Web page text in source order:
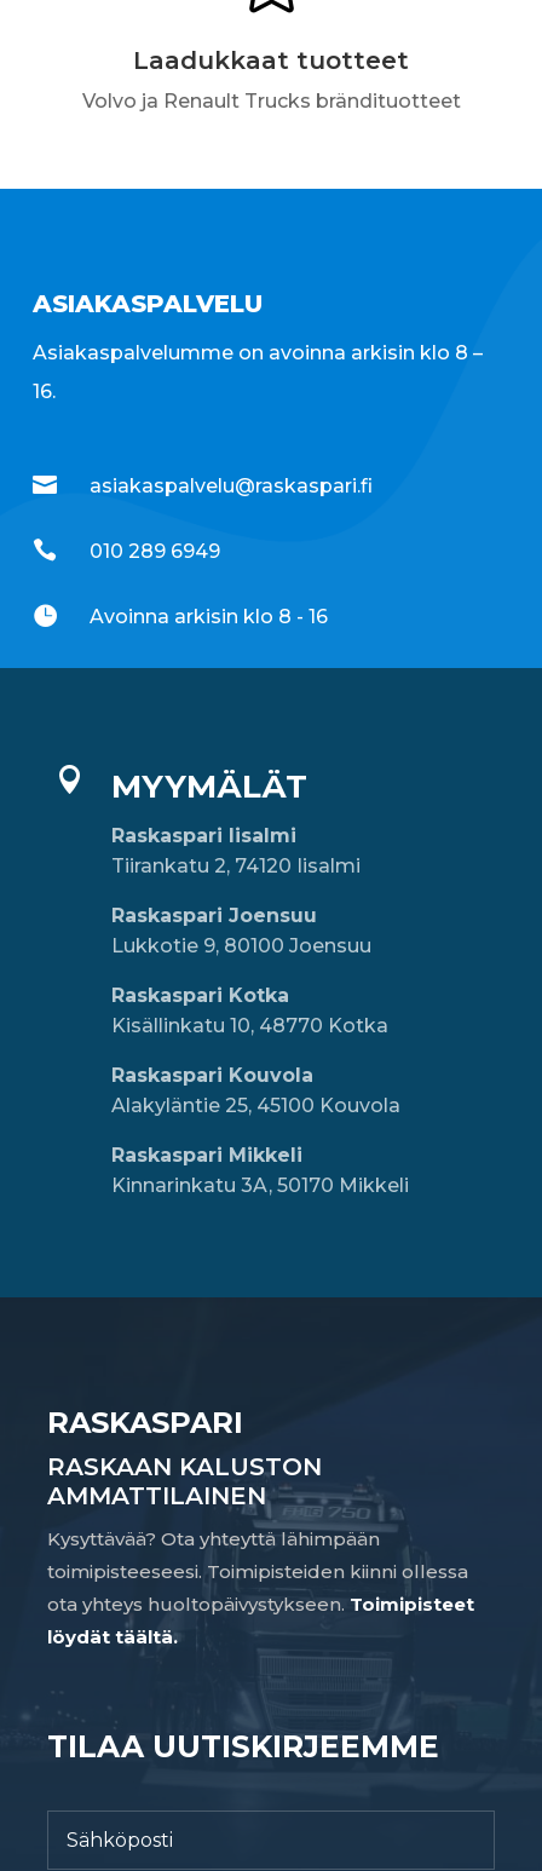
Laadukkaat tuotteet
Volvo ja Renault Trucks brändituotteet
ASIAKASPALVELU
Asiakaspalvelumme on avoinna arkisin klo 8 –
16.
 asiakaspalvelu@raskaspari.fi
 010 289 6949
 Avoinna arkisin klo 8 - 16
 MYYMÄLÄT
Raskaspari Iisalmi
Tiirankatu 2, 74120 Iisalmi
Raskaspari Joensuu
Lukkotie 9, 80100 Joensuu
Raskaspari Kotka
Kisällinkatu 10, 48770 Kotka
Raskaspari Kouvola
Alakyläntie 25, 45100 Kouvola
Raskaspari Mikkeli
Kinnarinkatu 3A, 50170 Mikkeli
RASKASPARI
RASKAAN KALUSTON
AMMATTILAINEN
Kysyttävää? Ota yhteyttä lähimpään
toimipisteeseesi. Toimipisteiden kiinni ollessa
ota yhteys huoltopäivystykseen. Toimipisteet
löydät täältä.
TILAA UUTISKIRJEEMME